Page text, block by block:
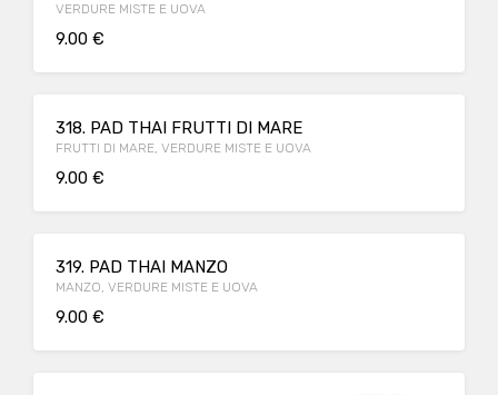
VERDURE MISTE E UOVA
9.00 €
318. PAD THAI FRUTTI DI MARE
FRUTTI DI MARE, VERDURE MISTE E UOVA
9.00 €
319. PAD THAI MANZO
MANZO, VERDURE MISTE E UOVA
9.00 €